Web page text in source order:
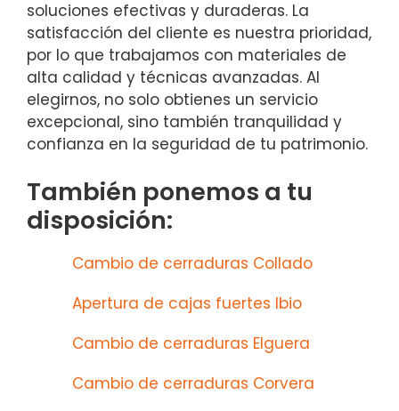
soluciones efectivas y duraderas. La
satisfacción del cliente es nuestra prioridad,
por lo que trabajamos con materiales de
alta calidad y técnicas avanzadas. Al
elegirnos, no solo obtienes un servicio
excepcional, sino también tranquilidad y
confianza en la seguridad de tu patrimonio.
También ponemos a tu
disposición:
Cambio de cerraduras Collado
Apertura de cajas fuertes Ibio
Cambio de cerraduras Elguera
Cambio de cerraduras Corvera